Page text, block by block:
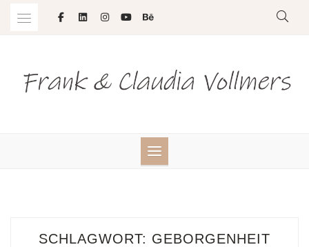
SCHLAGWORT: GEBORGENHEIT